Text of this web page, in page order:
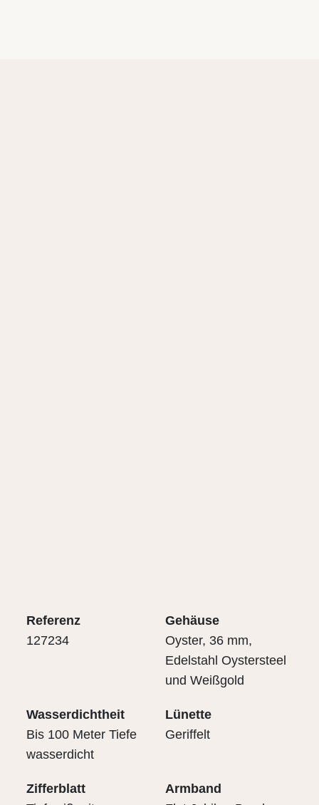
Referenz
127234
Gehäuse
Oyster, 36 mm,
Edelstahl Oystersteel
und Weißgold
Wasserdichtheit
Bis 100 Meter Tiefe
wasserdicht
Lünette
Geriffelt
Zifferblatt
Armband